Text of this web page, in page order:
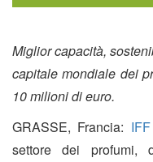
Miglior capacità,
capitale mondiale dei
10 milioni di euro.
GRASSE, Francia: IFF
settore dei profumi,